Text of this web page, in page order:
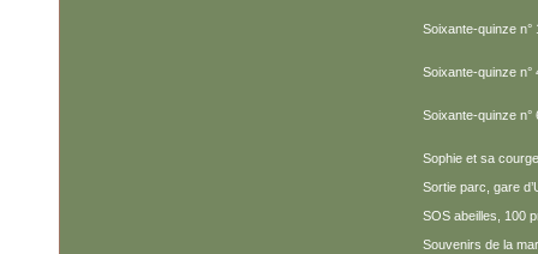
Soixante-quinze n°
Soixante-quinze n°
Soixante-quinze n°
Sophie et sa courge
Sortie parc, gare
SOS abeilles, 100
Souvenirs de la